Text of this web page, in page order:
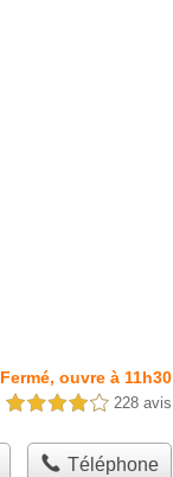
Fermé, ouvre à 11h30
4,0 étoiles sur 5 228 avis
Téléphone